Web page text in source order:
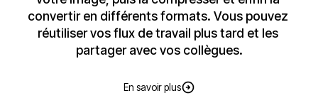
convertir en différents formats. Vous pouvez
réutiliser vos flux de travail plus tard et les
partager avec vos collègues.
En savoir plus